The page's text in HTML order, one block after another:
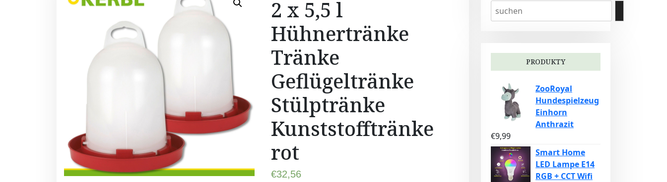
2 x 5,5 l
Hühnertränke
Tränke
Geflügeltränke
Stülptränke
Kunststofftränke
rot
€32,56
PRODUKTY
ZooRoyal
Hundespielzeug
Einhorn
Anthrazit
€9,99
Smart Home
LED Lampe E14
RGB + CCT Wifi